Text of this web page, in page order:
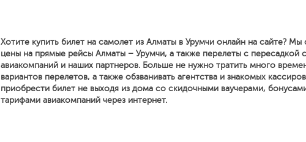
Хотите купить билет на самолет из Алматы в Урумчи онлайн на сайте? Мы
цены на прямые рейсы Алматы – Урумчи, а также перелеты с пересадкой
авиакомпаний и наших партнеров. Больше не нужно тратить много
вариантов перелетов, а также обзванивать агентства и знакомых
приобрести билет не выходя из дома со скидочными ваучерами,
тарифами авиакомпаний через интернет.